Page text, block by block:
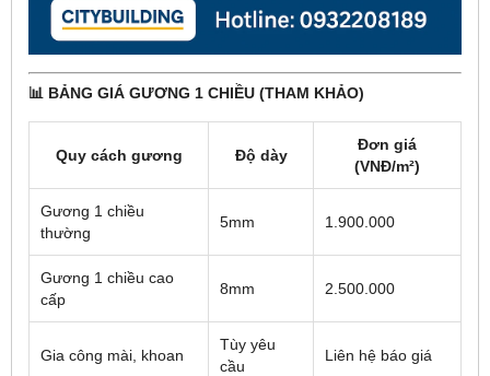
📊 BẢNG GIÁ GƯƠNG 1 CHIỀU (THAM KHẢO)
Quy cách gương Độ dày
Đơn giá
(VNĐ/m²)
Gương 1 chiều
thường
5mm 1.900.000
Gương 1 chiều cao
cấp
8mm 2.500.000
Gia công mài, khoan
Tùy yêu
cầu
Liên hệ báo giá